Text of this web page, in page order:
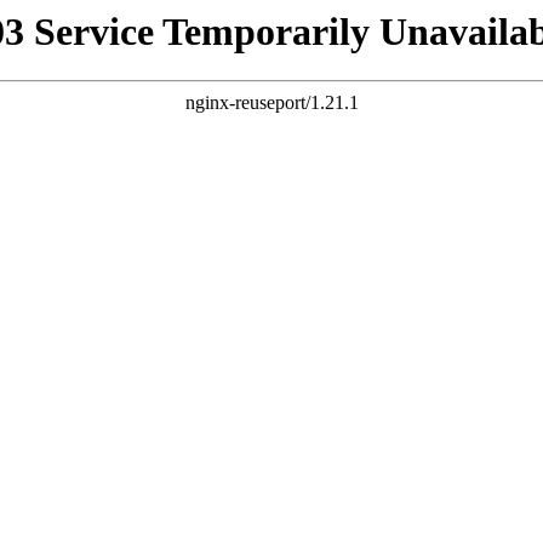
Service Temporarily
nginx-reuseport/1.21.1